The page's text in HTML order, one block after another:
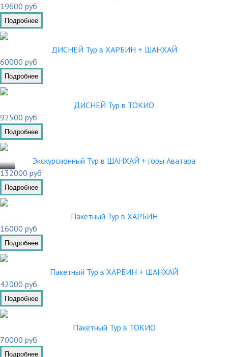
19600 руб
Подробнее
ДИСНЕЙ Тур в ХАРБИН + ШАНХАЙ
60000 руб
Подробнее
ДИСНЕЙ Тур в ТОКИО
92500 руб
Подробнее
Экскурсионный Тур в ШАНХАЙ + горы Аватара
132000 руб
Подробнее
Пакетный Тур в ХАРБИН
16000 руб
Подробнее
Пакетный Тур в ХАРБИН + ШАНХАЙ
42000 руб
Подробнее
Пакетный Тур в ТОКИО
70000 руб
Подробнее